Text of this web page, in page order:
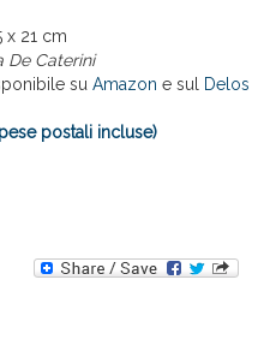
x 21 cm
De Caterini
su Amazon e sul
Delos
postali incluse)